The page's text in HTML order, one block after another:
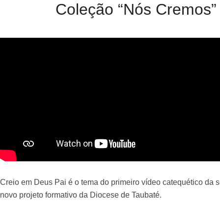
Coleção “Nós
Creio em Deus Pai é o tema do primeiro vídeo catequético da
novo projeto formativo da Diocese de Taubaté.